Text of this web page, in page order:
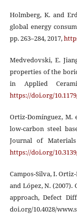
Holmberg, K. and
global energy
pp. 263–284, 2017,
Medvedovski, E.
properties of the
in Applied
https://doi.org/
Ortiz-Domínguez, M.
low-carbon steel
Journal of
https://doi.org/
Campos-Silva, I.
and López, N.
approach, Defect
doi.org/10.4028/